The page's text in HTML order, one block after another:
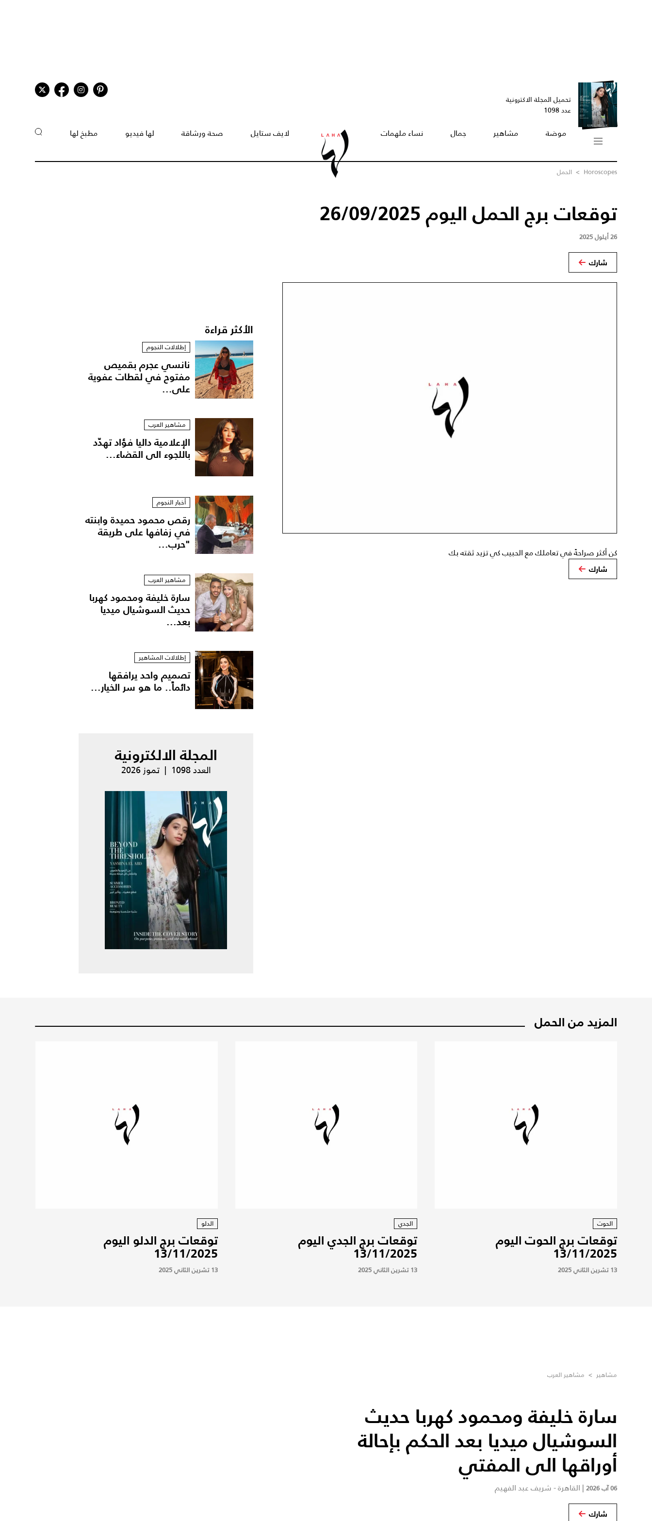
تحميل المجلة الاكترونية
عدد 1098
موضة مشاهير جمال نساء ملهمات لايف ستايل صحة ورشاقة لها فيديو مطبخ لها
Horoscopes
> الحمل
توقعات برج الحمل اليوم 26/09/2025
26 أيلول 2025
شارك
كن أكثر صراحةً في تعاملك مع الحبيب كي تزيد ثقته بك
شارك
الأكثر قراءة
إطلالات النجوم
نانسي عجرم بقميص
مفتوح في لقطات عفوية
على...
مشاهير العرب
الإعلامية داليا فؤاد تهدّد
باللجوء الى القضاء...
أخبار النجوم
رقص محمود حميدة وابنته
في زفافها على طريقة
"حرب...
مشاهير العرب
سارة خليفة ومحمود كهربا
حديث السوشيال ميديا
بعد...
إطلالات المشاهير
تصميم واحد يرافقها
دائماً.. ما هو سر الخيار...
المجلة الالكترونية
العدد 1098 | تموز 2026
المزيد من الحمل
الحوت
توقعات برج الحوت اليوم
13/11/2025
13 تشرين الثاني 2025
الجدي
توقعات برج الجدي اليوم
13/11/2025
13 تشرين الثاني 2025
الدلو
توقعات برج الدلو اليوم
13/11/2025
13 تشرين الثاني 2025
مشاهير > مشاهير العرب
سارة خليفة ومحمود كهربا حديث
السوشيال ميديا بعد الحكم بإحالة
أوراقها الى المفتي
06 آب 2026 | القاهرة - شريف عبد الفهيم
شارك